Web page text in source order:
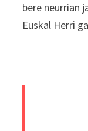
bere neurrian
Euskal Herri